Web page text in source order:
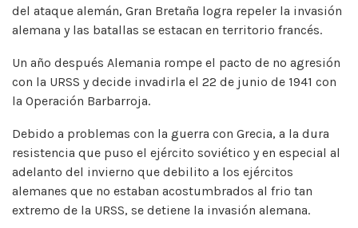
del ataque alemán, Gran Bretaña logra repeler la invasión
alemana y las batallas se estacan en territorio francés.
Un año después Alemania rompe el pacto de no agresión
con la URSS y decide invadirla el 22 de junio de 1941 con
la Operación Barbarroja.
Debido a problemas con la guerra con Grecia, a la dura
resistencia que puso el ejército soviético y en especial al
adelanto del invierno que debilito a los ejércitos
alemanes que no estaban acostumbrados al frio tan
extremo de la URSS, se detiene la invasión alemana.